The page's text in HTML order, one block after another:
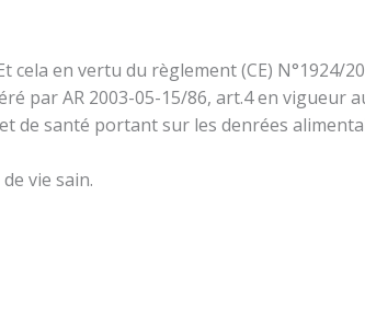
en vertu du règlement (CE) N°1924/
par AR 2003-05-15/86, art.4 en vigueur
de santé portant sur les denrées
vie sain.